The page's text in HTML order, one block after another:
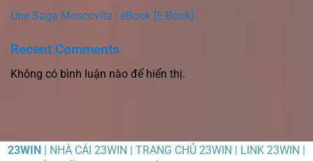
Une Saga Moscovite : eBook [E-Book]
Recent Comments
Không có bình luận nào để hiển thị.
23WIN | NHÀ CÁI 23WIN | TRANG CHỦ 23WIN | LINK 23WIN |